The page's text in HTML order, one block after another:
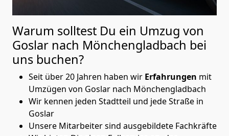
Warum solltest Du ein Umzug von
Goslar nach Mönchen­gladbach bei
uns buchen?
Seit über 20 Jahren haben wir Erfahrungen mit
Umzügen von Goslar nach Mönchen­gladbach
Wir kennen jeden Stadtteil und jede Straße in
Goslar
Unsere Mitarbeiter sind ausgebildete Fachkräfte